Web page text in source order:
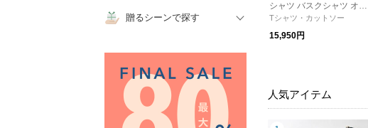
贈るシーンで探す
シャツ バスクシャツ オー
ガニック コットン “Naval
テージピンバッジ3つ付
Tシャツ・カットソー
15,950円
人気アイテム